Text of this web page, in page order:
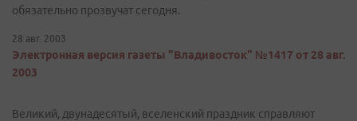
обязательно прозвучат сегодня.
28 авг. 2003
Электронная версия газеты "Владивосток" №1417 от 28 авг.
2003
Великий, двунадесятый, вселенский праздник справляют